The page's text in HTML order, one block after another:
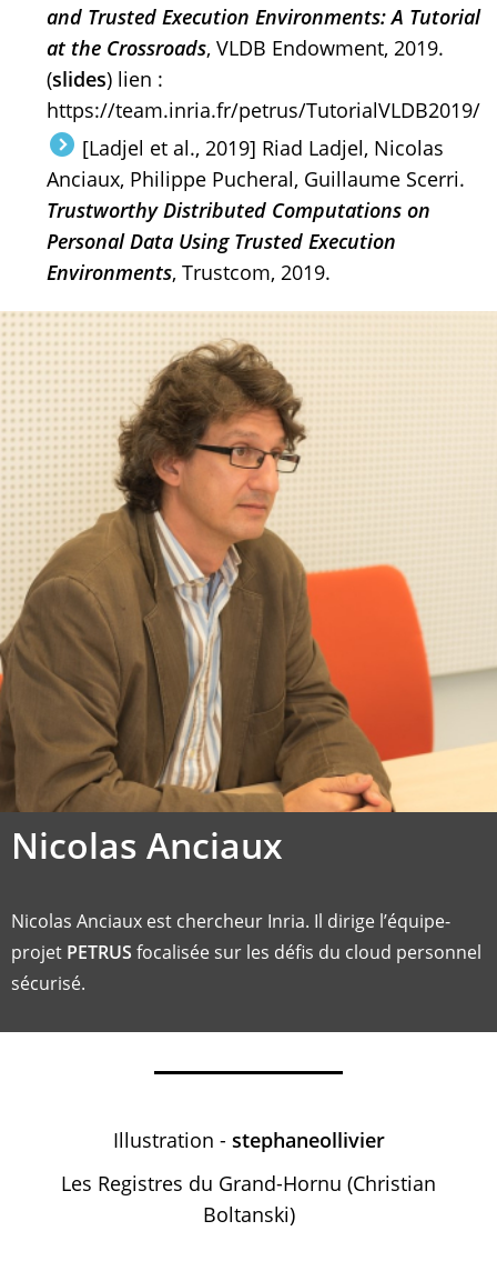
and Trusted Execution Environments: A Tutorial
at the Crossroads, VLDB Endowment, 2019.
(slides) lien :
https://team.inria.fr/petrus/TutorialVLDB2019/
[Ladjel et al., 2019] Riad Ladjel, Nicolas
Anciaux, Philippe Pucheral, Guillaume Scerri.
Trustworthy Distributed Computations on
Personal Data Using Trusted Execution
Environments, Trustcom, 2019.
Nicolas Anciaux
Nicolas Anciaux est chercheur Inria. Il dirige l’équipe-
projet PETRUS focalisée sur les défis du cloud personnel
sécurisé.
Illustration - stephaneollivier
Les Registres du Grand-Hornu (Christian
Boltanski)